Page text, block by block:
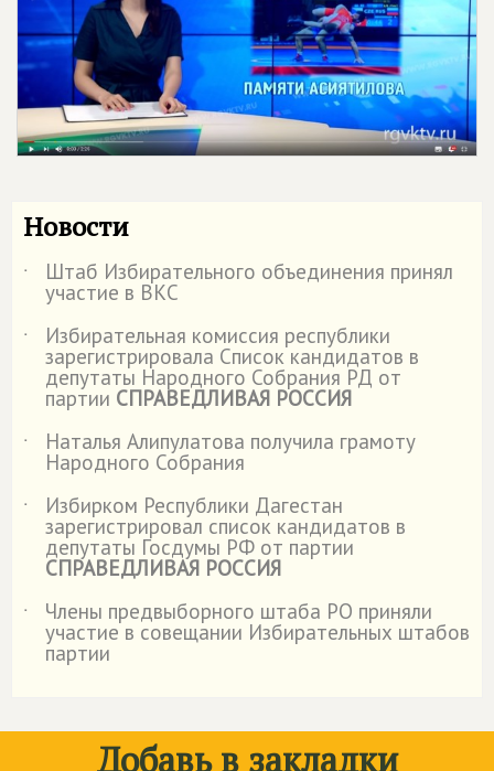
Новости
˙ Штаб Избирательного объединения принял
участие в ВКС
˙
Избирательная комиссия республики
зарегистрировала Список кандидатов в
депутаты Народного Собрания РД от
партии СПРАВЕДЛИВАЯ РОССИЯ
˙
Наталья Алипулатова получила грамоту
Народного Собрания
˙
Избирком Республики Дагестан
зарегистрировал список кандидатов в
депутаты Госдумы РФ от партии
СПРАВЕДЛИВАЯ РОССИЯ
˙
Члены предвыборного штаба РО приняли
участие в совещании Избирательных штабов
партии
Добавь в закладки